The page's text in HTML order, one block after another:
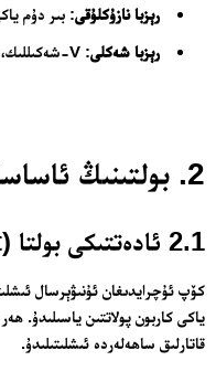
رېزبا نازۇكلۇقى: بىر دۇم
رېزبا شەكلى: V-شەكىللىك، مۇرەببە شەكىللىك، يۇمىلاق قاتارلىق
2. بولتىنىڭ ئاساسلىق تۈرلىرى
2.1 ئادەتتىكى بولتا (Standard Bolt)
كۆپ ئۇچرايدىغان ئۇنىۋېرسال
ياكى كاربون پولاتتىن ياسىلىدۇ.
قاتارلىق ساھەلەردە ئىشلىتىلىدۇ.